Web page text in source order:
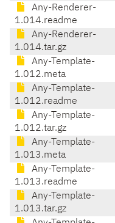
Any-Renderer-
1.014.readme
Any-Renderer-
1.014.tar.gz
Any-Template-
1.012.meta
Any-Template-
1.012.readme
Any-Template-
1.012.tar.gz
Any-Template-
1.013.meta
Any-Template-
1.013.readme
Any-Template-
1.013.tar.gz